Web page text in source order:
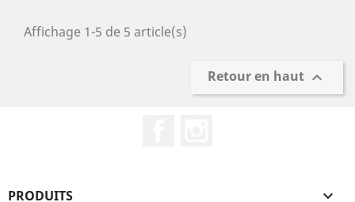
Affichage 1-5 de 5 article(s)
Retour en haut 
PRODUITS 